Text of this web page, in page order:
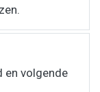
en volgende